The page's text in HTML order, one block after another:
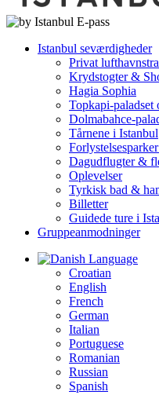
Istanbul seværdigheder
Privat
Krydstogter &
Hagia Sophia
Topkapi-paladset
Dolmabahce-
Tårnene i Istanbul
Dagudflugter &
Oplevelser
Tyrkisk bad &
Billetter
Guidede ture i
Gruppeanmodninger
Language
Croatian
English
French
German
Italian
Portuguese
Romanian
Russian
Spanish